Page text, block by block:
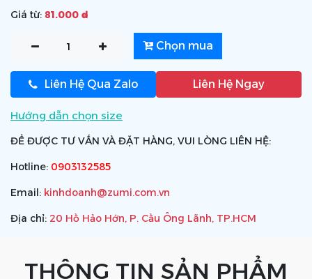
Giá từ: 81.000 ₫
Chọn mua
Liên Hệ Qua Zalo Liên Hệ Ngay
Hướng dẫn chọn size
ĐỂ ĐƯỢC TƯ VẤN VÀ ĐẶT HÀNG, VUI LÒNG LIÊN HỆ:
Hotline: 0903132585
Email: kinhdoanh@zumi.com.vn
Địa chỉ: 20 Hồ Hảo Hớn, P. Cầu Ông Lãnh, TP.HCM
THÔNG TIN SẢN PHẨM